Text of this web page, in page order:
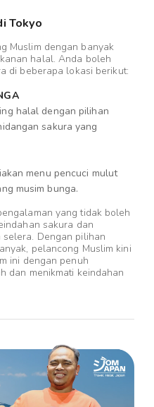
Tokyo
Muslim dengan banyak
halal. Anda boleh
di beberapa lokasi berikut:
halal dengan pilihan
sakura yang
menu pencuci mulut
musim bunga.
yang tidak boleh
sakura dan
Dengan pilihan
pelancong Muslim kini
ini dengan penuh
dan menikmati keindahan